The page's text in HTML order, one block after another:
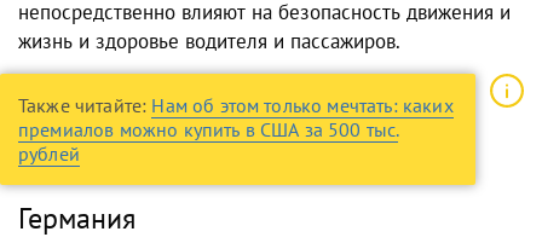
непосредственно влияют на безопасность движения и
жизнь и здоровье водителя и пассажиров.
Также читайте: Нам об этом только мечтать: каких
премиалов можно купить в США за 500 тыс.
рублей
Германия